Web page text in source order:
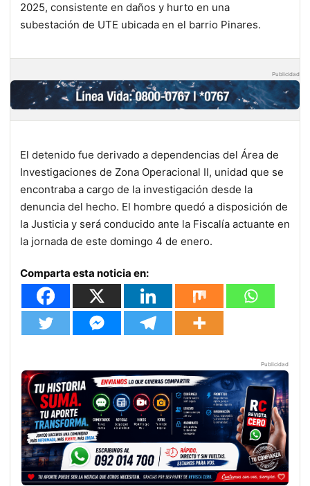
2025, consistente en daños y hurto en una
subestación de UTE ubicada en el barrio Pinares.
Publicidad
El detenido fue derivado a dependencias del Área de
Investigaciones de Zona Operacional II, unidad que se
encontraba a cargo de la investigación desde la
denuncia del hecho. El hombre quedó a disposición de
la Justicia y será conducido ante la Fiscalía actuante en
la jornada de este domingo 4 de enero.
Comparta esta noticia en:
Publicidad